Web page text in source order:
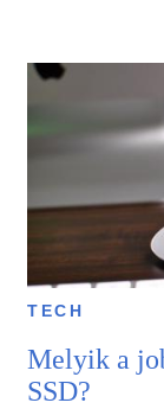
TECH
Melyik a
SSD?